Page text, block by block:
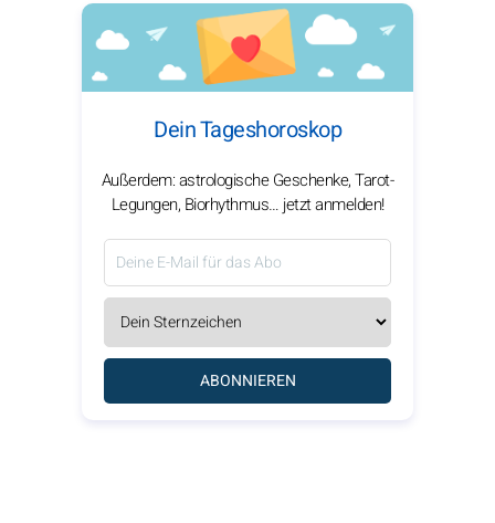
Dein Tageshoroskop
Außerdem: astrologische Geschenke, Tarot-
Legungen, Biorhythmus… jetzt anmelden!
ABONNIEREN